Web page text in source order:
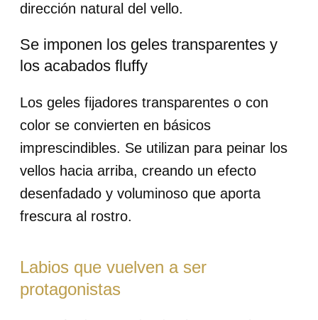
dirección natural del vello.
Se imponen los geles transparentes y
los acabados fluffy
Los geles fijadores transparentes o con
color se convierten en básicos
imprescindibles. Se utilizan para peinar los
vellos hacia arriba, creando un efecto
desenfadado y voluminoso que aporta
frescura al rostro.
Labios que vuelven a ser
protagonistas